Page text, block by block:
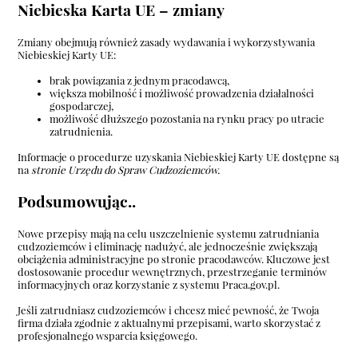
Niebieska Karta UE – zmiany
Zmiany obejmują również zasady wydawania i wykorzystywania
Niebieskiej Karty UE:
brak powiązania z jednym pracodawcą,
większa mobilność i możliwość prowadzenia działalności
gospodarczej,
możliwość dłuższego pozostania na rynku pracy po utracie
zatrudnienia.
Informacje o procedurze uzyskania Niebieskiej Karty UE dostępne są
na stronie Urzędu do Spraw Cudzoziemców.
Podsumowując..
Nowe przepisy mają na celu uszczelnienie systemu zatrudniania
cudzoziemców i eliminację nadużyć, ale jednocześnie zwiększają
obciążenia administracyjne po stronie pracodawców. Kluczowe jest
dostosowanie procedur wewnętrznych, przestrzeganie terminów
informacyjnych oraz korzystanie z systemu Praca.gov.pl.
Jeśli zatrudniasz cudzoziemców i chcesz mieć pewność, że Twoja
firma działa zgodnie z aktualnymi przepisami, warto skorzystać z
profesjonalnego wsparcia księgowego.